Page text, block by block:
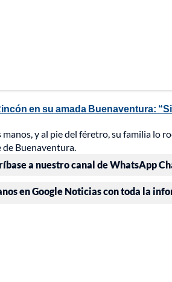
en su amada Buenaventura:
y al pie del féretro, su familia lo
de Buenaventura.
a nuestro canal de WhatsApp
en Google Noticias con toda la